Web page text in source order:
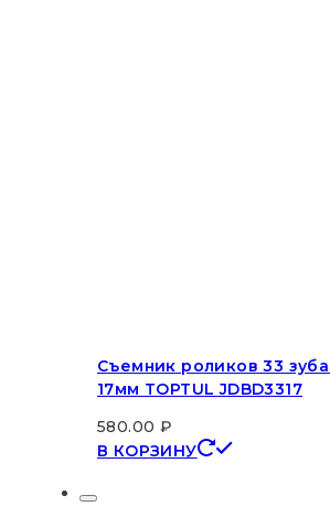
Съемник роликов 33
17мм TOPTUL JDBD3317
580.00 ₽
В КОРЗИНУ